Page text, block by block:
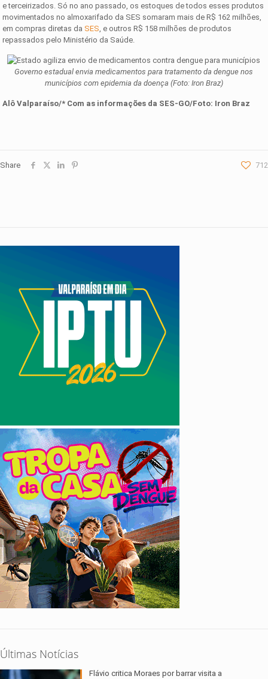
e terceirizados. Só no ano passado, os estoques de todos esses produtos
movimentados no almoxarifado da SES somaram mais de R$ 162 milhões,
em compras diretas da SES , e outros R$ 158 milhões de produtos
repassados pelo Ministério da Saúde.
Governo estadual envia medicamentos para tratamento da dengue nos
municípios com epidemia da doença (Foto: Iron Braz)
Alô Valparaíso/* Com as informações da SES-GO/Foto: Iron Braz
Share 712
Últimas Notícias
Flávio critica Moraes por barrar visita a